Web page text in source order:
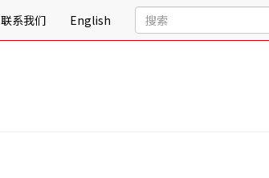
联系我们 English